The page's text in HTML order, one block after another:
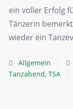
ein voller Erfolg
Tänzerin
wieder ein
Allgemein
Tanzabend, TSA